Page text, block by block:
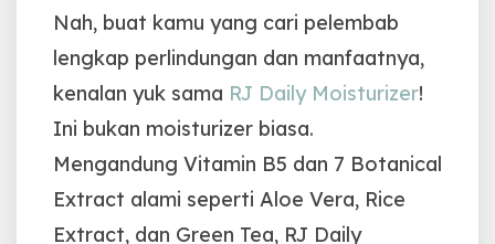
Nah, buat kamu yang cari pelembab
lengkap perlindungan dan manfaatnya,
kenalan yuk sama RJ Daily Moisturizer!
Ini bukan moisturizer biasa.
Mengandung Vitamin B5 dan 7 Botanical
Extract alami seperti Aloe Vera, Rice
Extract, dan Green Tea, RJ Daily